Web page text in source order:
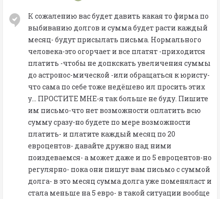
К сожалению вас будет давить какая то фирма по
выбиванию долгов и сумма будет расти каждый
месяц- будут присылать письма. Нормального
человека-это огорчает и все платят -приходится
платить -чтобы не допкскать увеличения суммы
до астронос-мической -или обращаться к юристу-
что сама по себе тоже недёшево ил просить этих
у... ПРОСТИТЕ МНЕ-я так больше не буду. Пишите
им письмо-что нет возможности оплатить всю
сумму сразу-но будете по мере возможности
платить- и платите каждый месяц по 20
евроцентов- давайте дружно над ними
поиздеваемся- а может даже и по 5 евроцентов-но
регулярно- пока они пишут вам письмо с суммой
долга- в это месяц сумма долга уже поменяласт и
стала меньше на 5 евро- в такой ситуации вообще